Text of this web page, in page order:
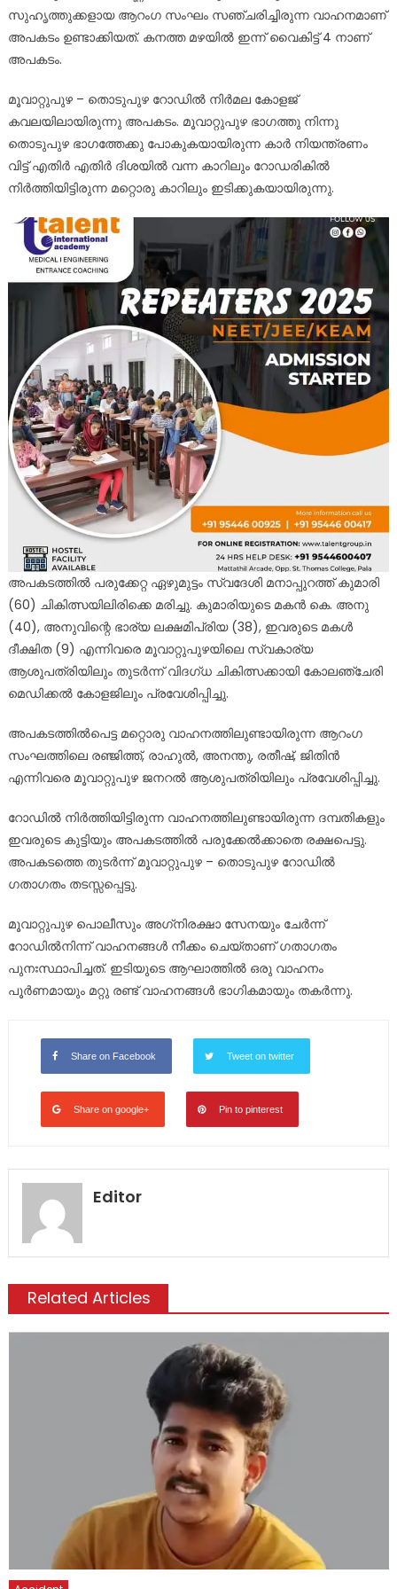
സുഹൃത്തുക്കളായ ആറംഗ സംഘം സഞ്ചരിച്ചിരുന്ന വാഹനമാണ്
അപകടം ഉണ്ടാക്കിയത്. കനത്ത മഴയിൽ ഇന്ന് വൈകിട്ട് 4 നാണ്
അപകടം.
മൂവാറ്റുപുഴ – തൊടുപുഴ റോഡില്‍ നിര്‍മല കോളജ്
കവലയിലായിരുന്നു അപകടം. മൂവാറ്റുപുഴ ഭാഗത്തു നിന്നു
തൊടുപുഴ ഭാഗത്തേക്കു പോകുകയായിരുന്ന കാര്‍ നിയന്ത്രണം
വിട്ട് എതിര്‍ എതിര്‍ ദിശയില്‍ വന്ന കാറിലും റോഡരികില്‍
നിര്‍ത്തിയിട്ടിരുന്ന മറ്റൊരു കാറിലും ഇടിക്കുകയായിരുന്നു.
അപകടത്തിൽ പരുക്കേറ്റ ഏഴുമുട്ടം സ്വദേശി മനാപ്പുറത്ത് കുമാരി
(60) ചികിത്സയിലിരിക്കെ മരിച്ചു. കുമാരിയുടെ മകൻ കെ. അനു
(40), അനുവിന്റെ ഭാര്യ ലക്ഷമിപ്രിയ (38), ഇവരുടെ മകൾ
ദീക്ഷിത (9) എന്നിവരെ മൂവാറ്റുപുഴയിലെ സ്വകാര്യ
ആശുപത്രിയിലും തുടർന്ന് വിദഗ്ധ ചികിത്സക്കായി കോലഞ്ചേരി
മെഡിക്കൽ കോളജിലും പ്രവേശിപ്പിച്ചു.
അപകടത്തില്‍പെട്ട മറ്റൊരു വാഹനത്തിലുണ്ടായിരുന്ന ആറംഗ
സംഘത്തിലെ രഞ്ജിത്ത്, രാഹുല്‍, അനന്തു, രതീഷ്, ജിതിന്‍
എന്നിവരെ മൂവാറ്റുപുഴ ജനറല്‍ ആശുപത്രിയിലും പ്രവേശിപ്പിച്ചു.
റോഡില്‍ നിര്‍ത്തിയിട്ടിരുന്ന വാഹനത്തിലുണ്ടായിരുന്ന ദമ്പതികളും
ഇവരുടെ കുട്ടിയും അപകടത്തില്‍ പരുക്കേല്‍ക്കാതെ രക്ഷപെട്ടു.
അപകടത്തെ തുടര്‍ന്ന് മൂവാറ്റുപുഴ – തൊടുപുഴ റോഡില്‍
ഗതാഗതം തടസ്സപ്പെട്ടു.
മൂവാറ്റുപുഴ പൊലീസും അഗ്‌നിരക്ഷാ സേനയും ചേര്‍ന്ന്
റോഡില്‍നിന്ന് വാഹനങ്ങള്‍ നീക്കം ചെയ്താണ് ഗതാഗതം
പുനഃസ്ഥാപിച്ചത്. ഇടിയുടെ ആഘാത്തില്‍ ഒരു വാഹനം
പൂര്‍ണമായും മറ്റു രണ്ട് വാഹനങ്ങള്‍ ഭാഗികമായും തകര്‍ന്നു.
Share on Facebook Tweet on twitter
Share on google+ Pin to pinterest
Editor
Related Articles